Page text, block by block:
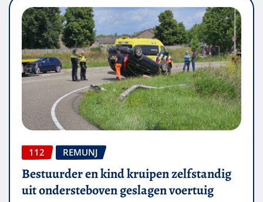
112 REMUNJ
Bestuurder en kind kruipen zelfstandig
uit ondersteboven geslagen voertuig